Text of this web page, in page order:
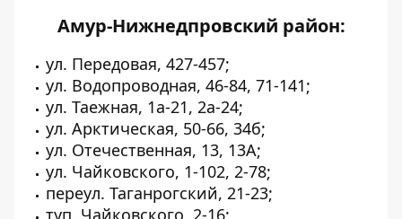
Амур-Нижнедпровский район:
ул. Передовая, 427-457;
ул. Водопроводная, 46-84, 71-141;
ул. Таежная, 1а-21, 2а-24;
ул. Арктическая, 50-66, 34б;
ул. Отечественная, 13, 13А;
ул. Чайковского, 1-102, 2-78;
переул. Таганрогский, 21-23;
туп. Чайковского, 2-16;